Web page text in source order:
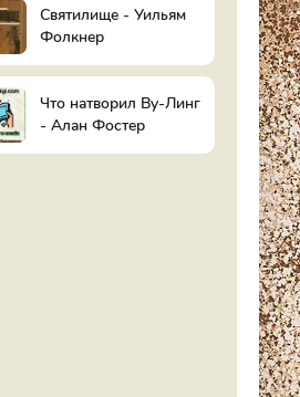
Святилище - Уильям
Фолкнер
Что натворил Ву-Линг
- Алан Фостер